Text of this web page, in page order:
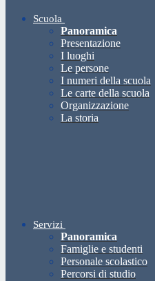
Scuola
Panoramica
Presentazione
I luoghi
Le persone
I numeri della scuola
Le carte della scuola
Organizzazione
La storia
Servizi
Panoramica
Famiglie e studenti
Personale scolastico
Percorsi di studio